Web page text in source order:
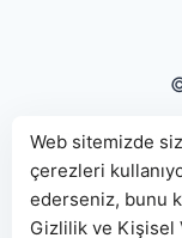
Bu sitede
genellikle TBBve
konumları
Web sitemizde
çerezleri
ederseniz, bunu
Gizlilik ve Kişisel